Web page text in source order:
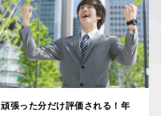
頑張った分だけ評価される！年